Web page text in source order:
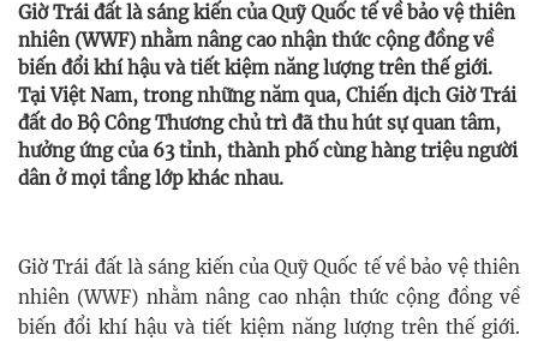
Giờ Trái đất là sáng kiến của Quỹ Quốc tế về bảo vệ thiên
nhiên (WWF) nhằm nâng cao nhận thức cộng đồng về
biến đổi khí hậu và tiết kiệm năng lượng trên thế giới.
Tại Việt Nam, trong những năm qua, Chiến dịch Giờ Trái
đất do Bộ Công Thương chủ trì đã thu hút sự quan tâm,
hưởng ứng của 63 tỉnh, thành phố cùng hàng triệu người
dân ở mọi tầng lớp khác nhau.
Giờ Trái đất là sáng kiến của Quỹ Quốc tế về bảo vệ thiên
nhiên (WWF) nhằm nâng cao nhận thức cộng đồng về
biến đổi khí hậu và tiết kiệm năng lượng trên thế giới.